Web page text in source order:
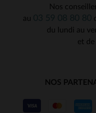
Nos
au
du lundi au
et de
NOS